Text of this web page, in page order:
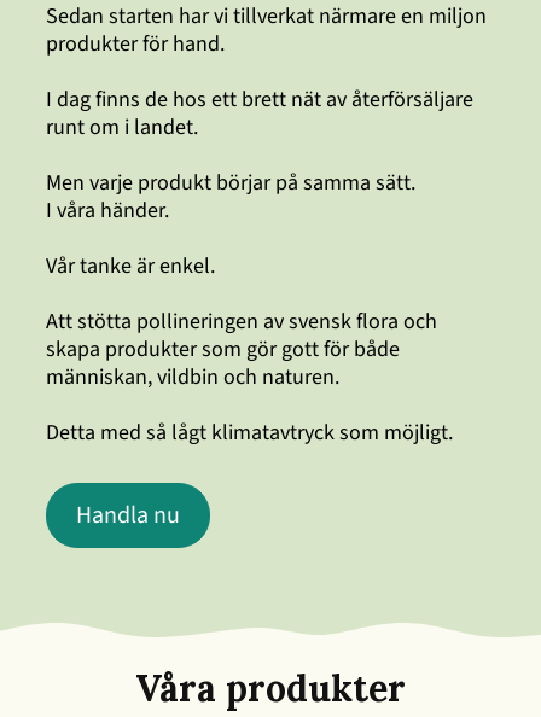
Sedan starten har vi tillverkat närmare en miljon
produkter för hand.
I dag finns de hos ett brett nät av återförsäljare
runt om i landet.
Men varje produkt börjar på samma sätt.
I våra händer.
Vår tanke är enkel.
Att stötta pollineringen av svensk flora och
skapa produkter som gör gott för både
människan, vildbin och naturen.
Detta med så lågt klimatavtryck som möjligt.
Handla nu
Våra produkter